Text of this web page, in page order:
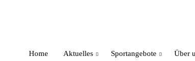
Home Aktuelles Sportangebote Über